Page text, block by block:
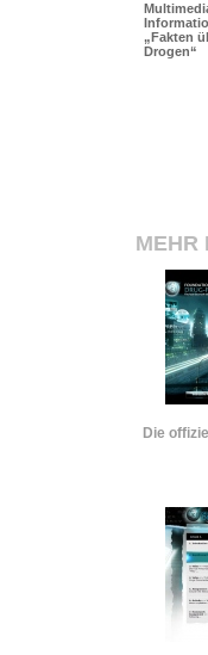
„Fakten
Drogen“
MEHR
Die